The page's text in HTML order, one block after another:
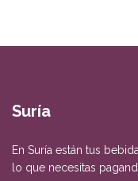
Suría
En Suría están tus
lo que necesitas